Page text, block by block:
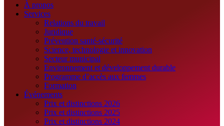
À propos
Services
Relations du travail
Juridique
Prévention santé-sécurité
Science, technologie et innovation
Secteur municipal
Environnement et développement durable
Programme d’accès aux femmes
Formation
Événements
Prix et distinctions 2026
Prix et distinctions 2025
Prix et distinctions 2024